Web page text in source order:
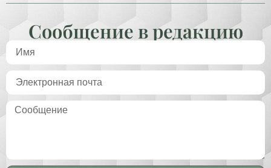
Сообщение в редакцию